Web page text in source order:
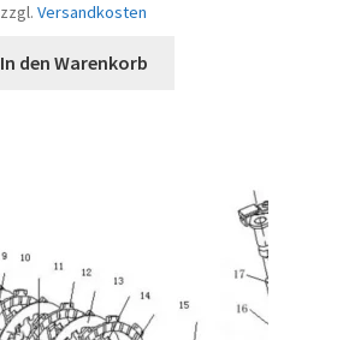
zzgl. Versandkosten
In den Warenkorb